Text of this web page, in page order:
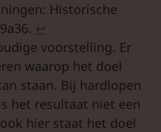
Historische
↩︎
voorstelling. Er
waarop het doel
staan. Bij hardlopen
het resultaat niet een
hier staat het doel